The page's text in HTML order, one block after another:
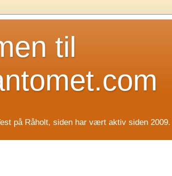
til
på Råholt, siden har vært aktiv siden 2009.